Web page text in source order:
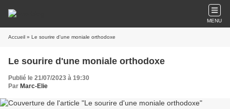
MENU
Accueil » Le sourire d'une moniale orthodoxe
Le sourire d'une moniale orthodoxe
Publié le 21/07/2023 à 19:30
Par Marc-Elie